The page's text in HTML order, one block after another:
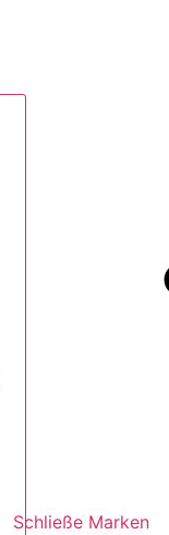
Schließe Marken